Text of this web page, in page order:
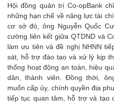
Hội đồng quản trị Co-opBank
những hạn chế về năng lực tài
cơ sở đó, ông Nguyễn Quốc
cường liên kết giữa QTDND và
làm ưu tiên và đề nghị NHNN
sát, hỗ trợ đào tạo và xử lý kịp
thống hoạt động an toàn, hiệu
dân, thành viên. Đồng thời,
muốn cấp ủy, chính quyền địa
tiếp tục quan tâm, hỗ trợ và tạo